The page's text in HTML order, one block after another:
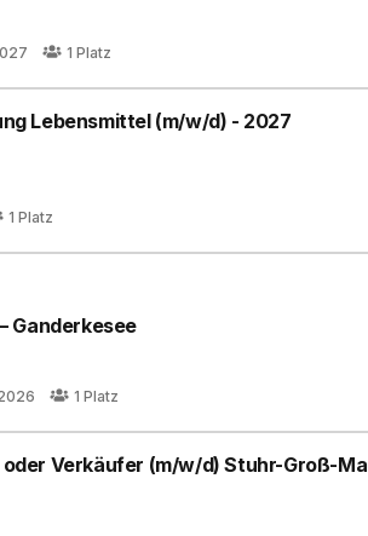
1 Platz
Lebensmittel (m/w/d) - 2027
1 Platz
Ganderkesee
1 Platz
oder Verkäufer (m/w/d) Stuhr-Groß-